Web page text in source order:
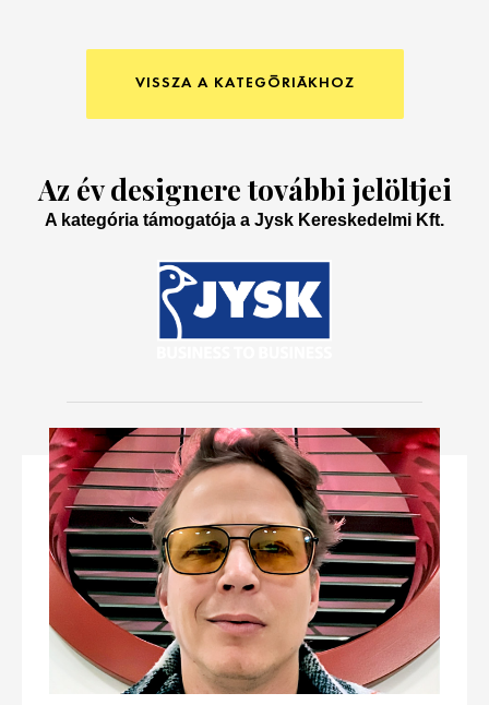
VISSZA A KATEGÓRIÁKHOZ
Az év designere további jelöltjei
A kategória támogatója a Jysk Kereskedelmi Kft.